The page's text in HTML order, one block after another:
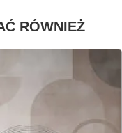
RÓWNIEŻ